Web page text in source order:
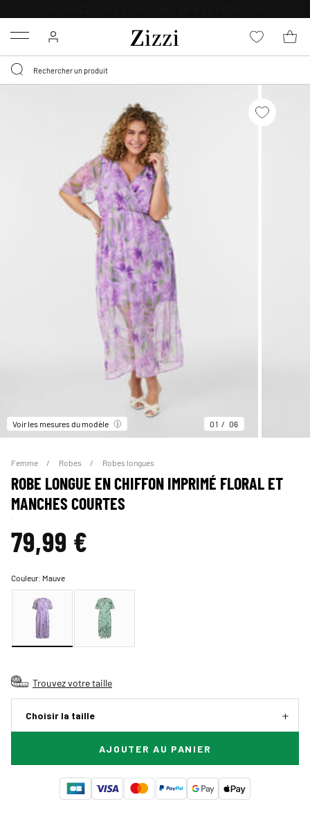
Menu
Voir les mesures du modèle 01 06
Femme Robes Robes longues
ROBE LONGUE EN CHIFFON IMPRIMÉ FLORAL ET
MANCHES COURTES
79,99 €
Couleur: Mauve
Trouvez votre taille
Choisir la taille
AJOUTER AU PANIER